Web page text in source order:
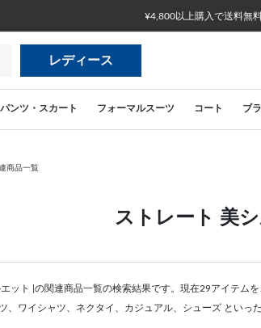
¥4,800以上購入で送料無
レディース
パンツ・スカート フォーマルスーツ コート ブ
商品一覧
ストレート 美
ット |の関連商品一覧の検索結果です。現在29アイテム
、ワイシャツ、ネクタイ、カジュアル、シューズ といっ